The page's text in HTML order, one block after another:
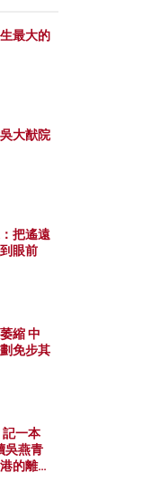
最大的
大猷院
把遙遠
眼前
縮 中
免步其
記一本
吳燕青
的離島